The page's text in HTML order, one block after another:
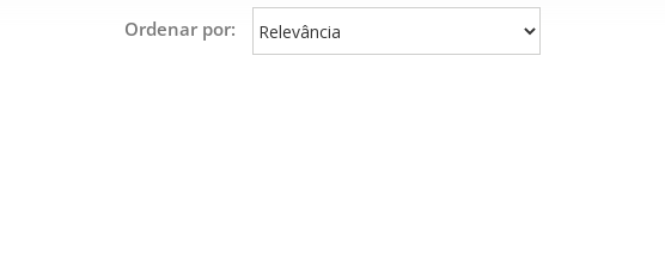
Ordenar por: